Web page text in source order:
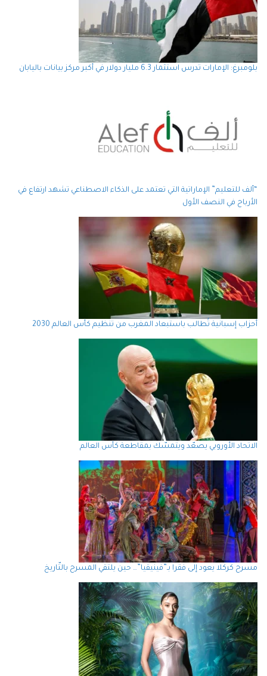
بلومبرغ: الإمارات تدرس استثمار 6.3 مليار دولار في أكبر مركز بيانات باليابان
“ألف للتعليم” الإماراتية التي تعتمد على الذكاء الاصطناعي تشهد ارتفاع في
الأرباح في النصف الأول
أحزاب إسبانية تُطالب باستبعاد المغرب من تنظيم كأس العالم 2030
الاتحاد الأوروبي يصعّد ويتمسّك بمقاطعة كأس العالم
مسرح كركلا يعود إلى فقرا بـ”فينيقيا”… حين يلتقي المسرح بالتّاريخ